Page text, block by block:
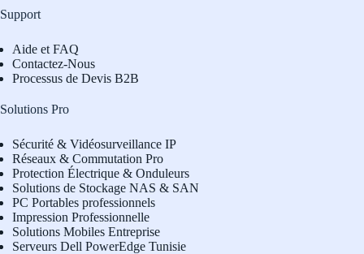
Support
Aide et FAQ
Contactez-Nous
Processus de Devis B2B
Solutions Pro
Sécurité & Vidéosurveillance IP
Réseaux & Commutation Pro
Protection Électrique & Onduleurs
Solutions de Stockage NAS & SAN
PC Portables professionnels
Impression Professionnelle
Solutions Mobiles Entreprise
Serveurs Dell PowerEdge Tunisie